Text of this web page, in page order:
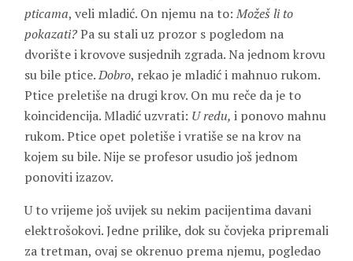
pticama, veli mladić. On njemu na to:Možeš li to
pokazati?Pa su stali uz prozor s pogledom na
dvorište i krovove susjednih zgrada. Na jednom krovu
su bile ptice.Dobro, rekao je mladić i mahnuo rukom.
Ptice preletiše na drugi krov. On mu reče da je to
koincidencija. Mladić uzvrati: U redu, i ponovo mahnu
rukom. Ptice opet poletiše i vratiše se na krov na
kojem su bile. Nije se profesor usudio još jednom
ponoviti izazov.
U to vrijeme još uvijek su nekim pacijentima davani
elektrošokovi. Jedne prilike, dok su čovjeka pripremali
za tretman, ovaj se okrenuo prema njemu, pogledao